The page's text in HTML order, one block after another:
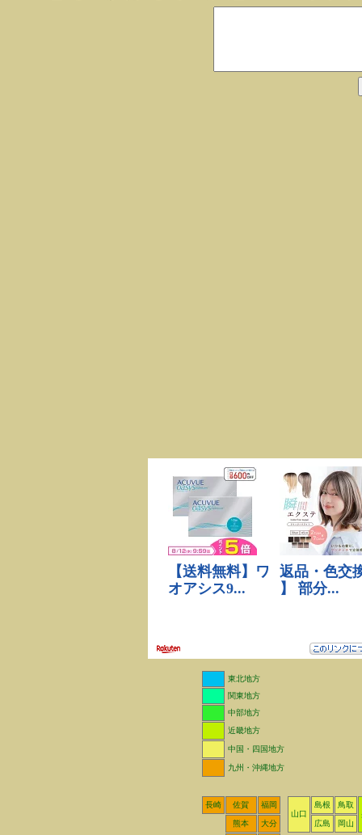
東北地方
関東地方
中部地方
近畿地方
中国・四国地方
九州・沖縄地方
長崎 佐賀
福岡
山口
島根
鳥取
熊本
大分 広島 岡山